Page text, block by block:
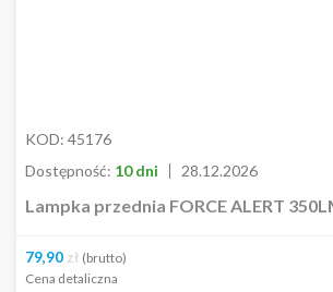
KOD: 45176
Dostępność: 10 dni 28.12.2026
Lampka przednia FORCE ALERT
79,90 zł (brutto)
Cena detaliczna